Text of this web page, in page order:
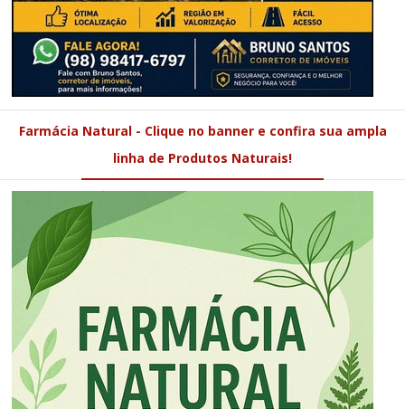
Farmácia Natural - Clique no banner e confira sua ampla
linha de Produtos Naturais!